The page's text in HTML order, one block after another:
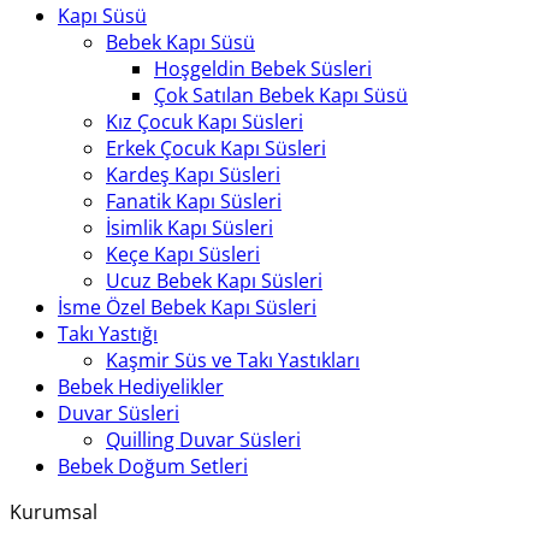
Kapı Süsü
Bebek Kapı Süsü
Hoşgeldin Bebek Süsleri
Çok Satılan Bebek Kapı Süsü
Kız Çocuk Kapı Süsleri
Erkek Çocuk Kapı Süsleri
Kardeş Kapı Süsleri
Fanatik Kapı Süsleri
İsimlik Kapı Süsleri
Keçe Kapı Süsleri
Ucuz Bebek Kapı Süsleri
İsme Özel Bebek Kapı Süsleri
Takı Yastığı
Kaşmir Süs ve Takı Yastıkları
Bebek Hediyelikler
Duvar Süsleri
Quilling Duvar Süsleri
Bebek Doğum Setleri
Kurumsal